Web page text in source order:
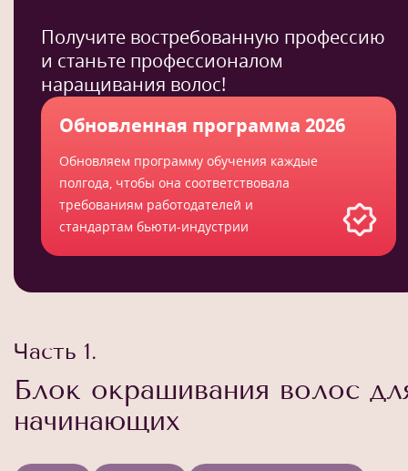
Получите востребованную профессию
и станьте профессионалом
наращивания волос!
Обновленная программа 2026
Обновляем программу обучения каждые
полгода, чтобы она соответствовала
требованиям работодателей и
стандартам бьюти-индустрии
Часть 1.
Блок окрашивания волос
начинающих